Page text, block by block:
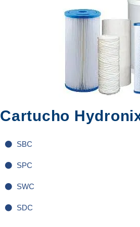
Cartucho
SBC
SPC
SWC
SDC